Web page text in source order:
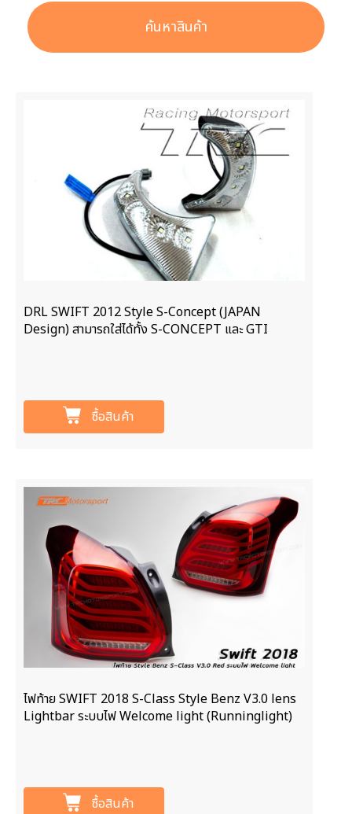
ค้นหาสินค้า
DRL SWIFT 2012 Style S-Concept (JAPAN
Design) สามารถใส่ได้ทั้ง S-CONCEPT และ GTI
ซื้อสินค้า
ไฟท้าย SWIFT 2018 S-Class Style Benz V3.0 lens
Lightbar ระบบไฟ Welcome light (Runninglight)
ซื้อสินค้า